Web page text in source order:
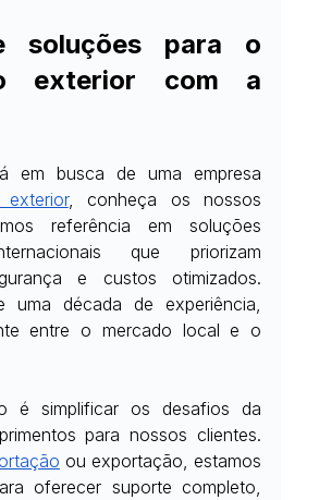
soluções para o
exterior com a
em busca de uma empresa
, conheça os nossos
referência em soluções
que priorizam
e custos otimizados.
uma década de experiência,
entre o mercado local e o
é simplificar os desafios da
para nossos clientes.
ou exportação, estamos
oferecer suporte completo,